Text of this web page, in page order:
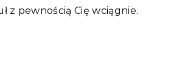
pewnością Cię wciągnie.